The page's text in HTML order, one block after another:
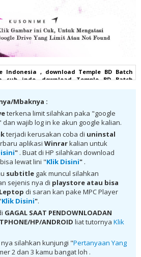
Indonesia , download Temple BD Batch
sub indo, download Temple BD Batch
BD Batch Subtitle Indonesia batch mp4,
Indonesia bd, Temple BD Batch Subtitle
BD Batch Subtitle Indonesia anibatch,
Indonesia animeindo, Temple BD Batch
, donwload anime Temple BD Batch
, donwload Temple BD Batch Subtitle
Temple BD Batch Subtitle Indonesia
Temple BD Batch Subtitle Indonesia
BD Batch Subtitle Indonesia MKV 480P ,
Subtitle Indonesia MKV 720P , donwload
Indonesia , donwload Temple BD Batch
donwload Temple BD Batch Subtitle
Temple BD Batch Subtitle Indonesia ,
Subtitle Indonesia batch sub indo ,
Batch Subtitle Indonesia , anime Temple
, download anime mp4 , mkv , 3gp sub
indo , download anime sub indo Temple
Mbaknya :
terkena limit silahkan paka "google
wajib log in ke akun google kalian.
terjadi kerusakan coba di uninstal
aplikasi Winrarkalian untuk
" . Buat di HP silahkan download
lewat lini "Klik Disini" .
subtitle gak muncul silahkan
sejenis nya di playstore atau bisa
di saran kan pake MPC Player
Klik Disini".
GAGAL SAAT PENDOWNLOADAN
HP/ANDROID liat tutornya Klik
silahkan kunjungi "Pertanyaan Yang
2 dan 3 kamu bangat loh .